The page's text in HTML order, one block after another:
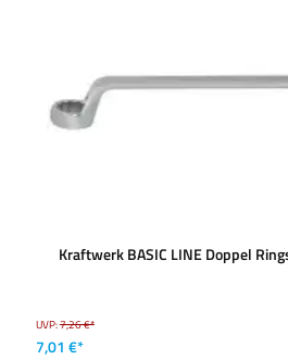
Kraftwerk BASIC LINE Doppel
UVP:7,26 €*
7,01 €*